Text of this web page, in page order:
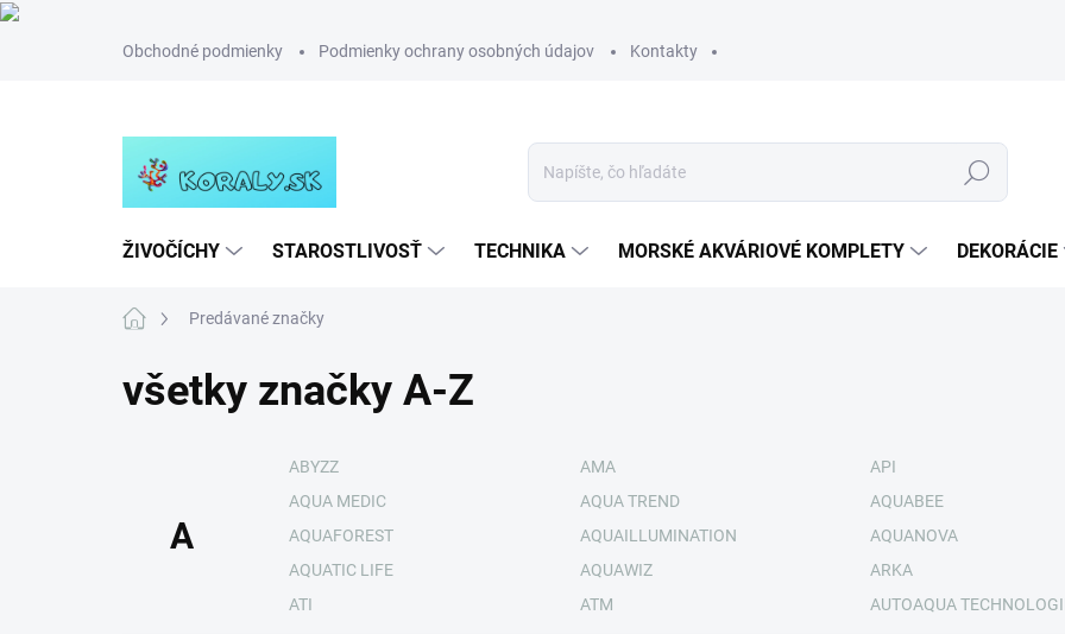
Obchodné podmienky Podmienky ochrany osobných údajov Kontakty
Hľadať
ŽIVOČÍCHY STAROSTLIVOSŤ TECHNIKA MORSKÉ AKVÁRIOVÉ KOMPLETY DEKORÁCIE
DomovPredávané značky
všetky značky A-Z
A
ABYZZ AMA API
AQUA MEDIC
AQUA TREND AQUABEE
AQUAFOREST
AQUAILLUMINATION AQUANOVA
AQUATIC LIFE
AQUAWIZ ARKA
ATI
ATM AUTOAQUA